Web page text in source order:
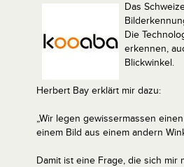
Das
Die
erkennen,
Blickwinkel.
Herbert Bay erklärt mir dazu:
„Wir legen gewissermassen
einem Bild aus einem andern
Damit ist eine Frage, die sich mir